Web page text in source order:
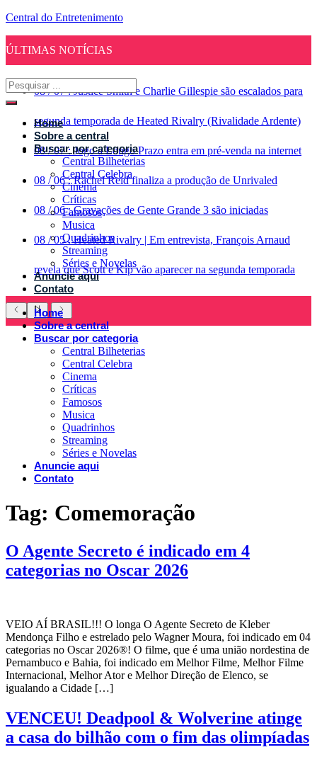
Central do Entretenimento
ÚLTIMAS NOTÍCIAS
08 / 07 : Justice Smith e Charlie Gillespie são escalados para
segunda temporada de Heated Rivalry (Rivalidade Ardente)
08 / 07 : Jogo a Longo Prazo entra em pré-venda na internet
08 / 06 : Rachel Reid finaliza a produção de Unrivaled
08 / 06 : Gravações de Gente Grande 3 são iniciadas
08 / 05 : Heated Rivalry | Em entrevista, François Arnaud
revela que Scott e Kip vão aparecer na segunda temporada
Home
Sobre a central
Buscar por categoria
Central Bilheterias
Central Celebra
Cinema
Críticas
Famosos
Musica
Quadrinhos
Streaming
Séries e Novelas
Anuncie aqui
Contato
Home
Sobre a central
Buscar por categoria
Central Bilheterias
Central Celebra
Cinema
Críticas
Famosos
Musica
Quadrinhos
Streaming
Séries e Novelas
Anuncie aqui
Contato
Tag: Comemoração
O Agente Secreto é indicado em 4
categorias no Oscar 2026
VEIO AÍ BRASIL!!! O longa O Agente Secreto de Kleber
Mendonça Filho e estrelado pelo Wagner Moura, foi indicado em 04
categorias no Oscar 2026®! O filme, que é uma união nordestina de
Pernambuco e Bahia, foi indicado em Melhor Filme, Melhor Filme
Internacional, Melhor Ator e Melhor Direção de Elenco, se
igualando a Cidade […]
VENCEU! Deadpool & Wolverine atinge
a casa do bilhão com o fim das olimpíadas